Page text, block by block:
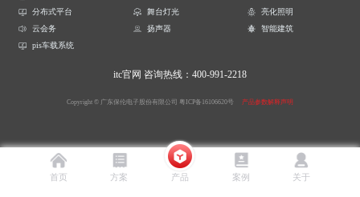
分布式平台
舞台灯光
亮化照明
云会务
扬声器
智能建筑
pis车载系统
itc官网 咨询热线：400-991-2218
Copyright © 广东保伦电子股份有限公司 粤ICP备16106620号 产品参数解释声明
首页 方案 产品 案例 关于